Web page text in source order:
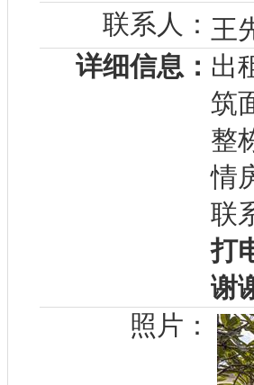
联系人： 王
详细信息： 出
筑
整
情
联
打
谢
照片：